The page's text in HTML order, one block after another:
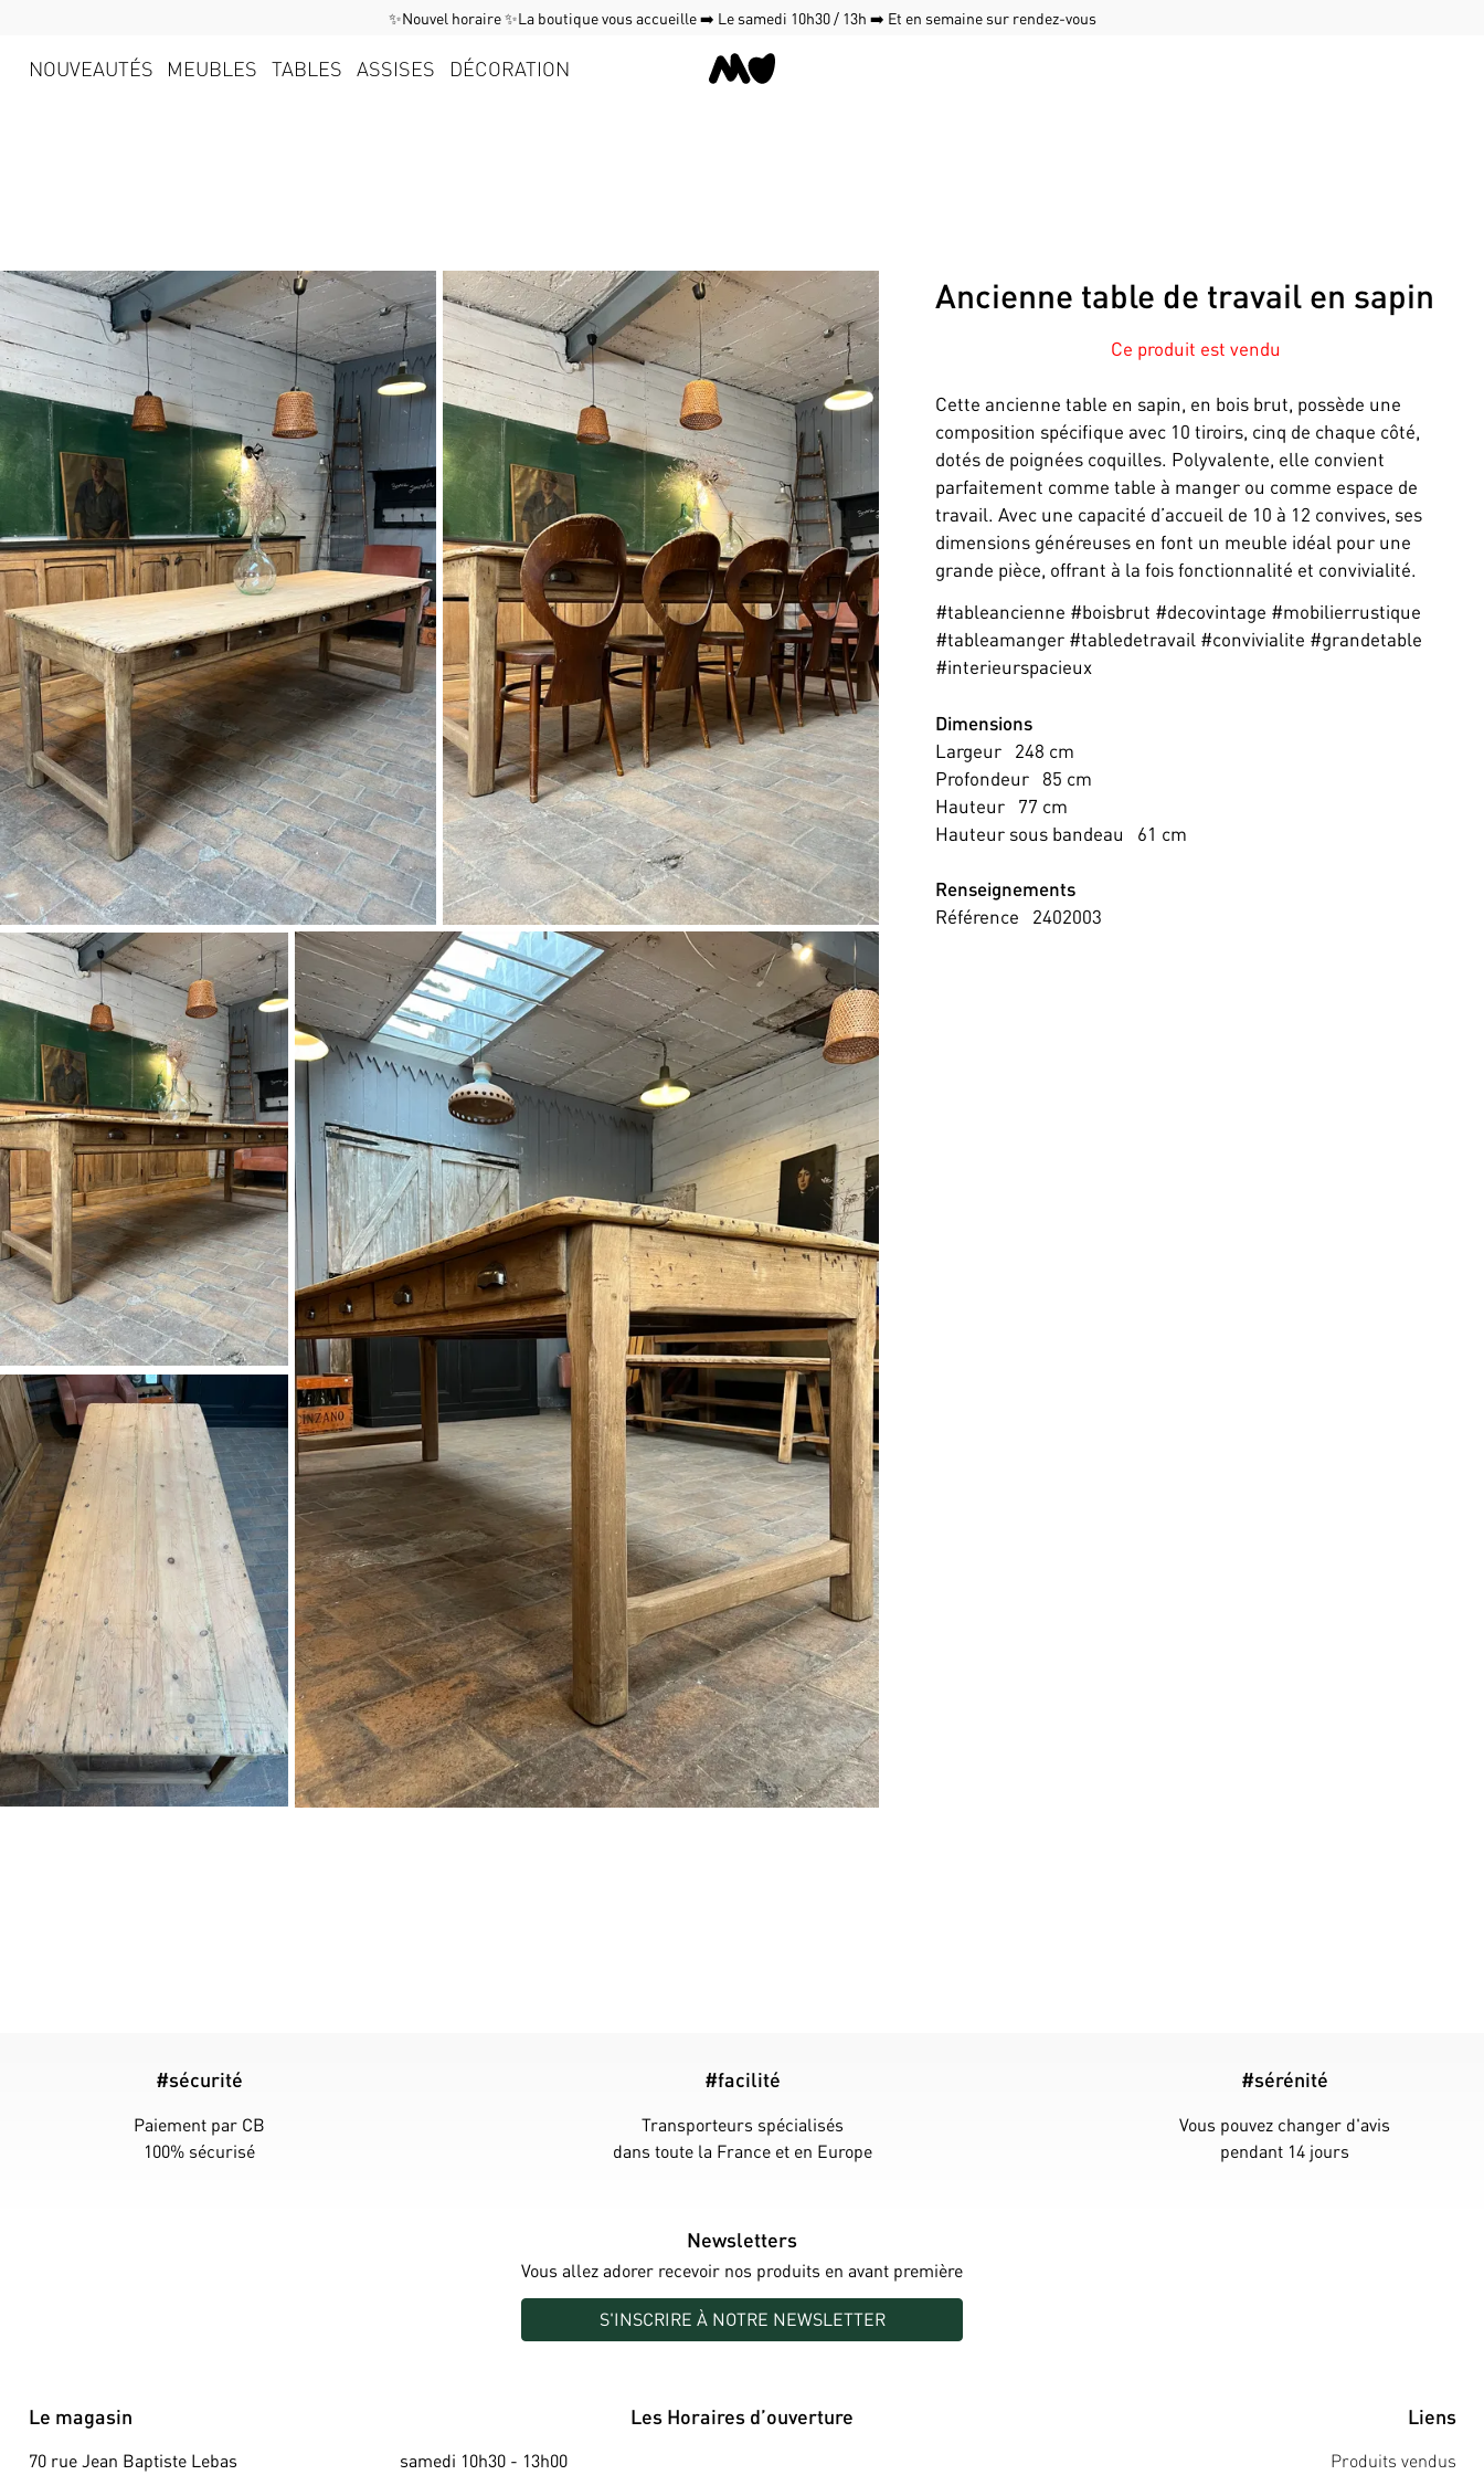
✨Nouvel horaire ✨La boutique vous accueille ➡️ Le samedi 10h30 / 13h ➡️ Et en semaine sur rendez-vous
NOUVEAUTÉS MEUBLES TABLES ASSISES DÉCORATION
Ancienne table de travail en sapin
Ce produit est vendu
Cette ancienne table en sapin, en bois brut, possède une
composition spécifique avec 10 tiroirs, cinq de chaque côté,
dotés de poignées coquilles. Polyvalente, elle convient
parfaitement comme table à manger ou comme espace de
travail. Avec une capacité d’accueil de 10 à 12 convives, ses
dimensions généreuses en font un meuble idéal pour une
grande pièce, offrant à la fois fonctionnalité et convivialité.
#tableancienne #boisbrut #decovintage #mobilierrustique
#tableamanger #tabledetravail #convivialite #grandetable
#interieurspacieux
Dimensions
Largeur
248 cm
Profondeur
85 cm
Hauteur
77 cm
Hauteur sous bandeau
61 cm
Renseignements
Référence
2402003
#sécurité
Paiement par CB
100% sécurisé
#facilité
Transporteurs spécialisés
dans toute la France et en Europe
#sérénité
Vous pouvez changer d'avis
pendant 14 jours
Newsletters
Vous allez adorer recevoir nos produits en avant première
S'INSCRIRE À NOTRE NEWSLETTER
Le magasin
70 rue Jean Baptiste Lebas
Les Horaires d’ouverture
samedi 10h30 - 13h00
Liens
Produits vendus